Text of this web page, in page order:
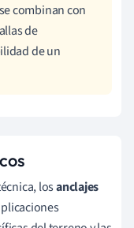
combinan con
de
de un
losanclajes